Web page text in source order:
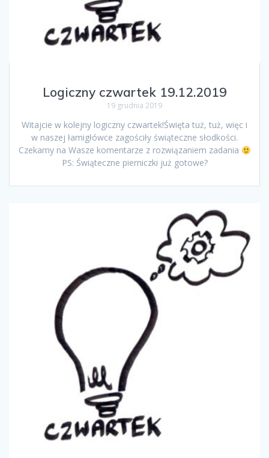
Logiczny czwartek 19.12.2019
19 grudnia 2019
Witajcie w kolejny logiczny czwartek!Święta tuż, tuż, więc i
w naszej łamigłówce zagościły świąteczne słodkości.
Czekamy na Wasze komentarze z rozwiązaniem zadania
PS: Świąteczne pierniczki już gotowe?